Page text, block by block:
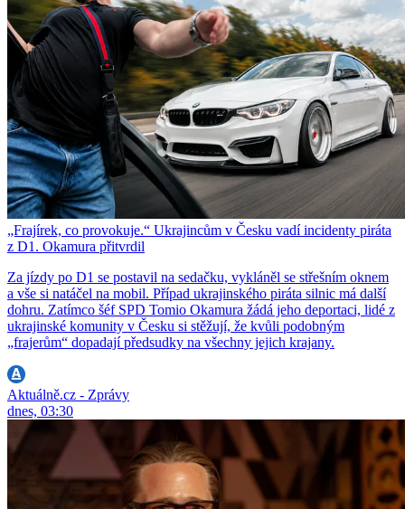
„Frajírek, co provokuje.“ Ukrajincům v Česku vadí incidenty piráta
z D1. Okamura přitvrdil
Za jízdy po D1 se postavil na sedačku, vykláněl se střešním oknem
a vše si natáčel na mobil. Případ ukrajinského piráta silnic má další
dohru. Zatímco šéf SPD Tomio Okamura žádá jeho deportaci, lidé z
ukrajinské komunity v Česku si stěžují, že kvůli podobným
„frajerům“ dopadají předsudky na všechny jejich krajany.
Aktuálně.cz - Zprávy
dnes, 03:30